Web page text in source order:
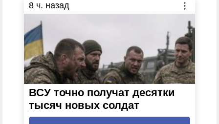
8 ч. назад
ВСУ точно получат десятки
тысяч новых солдат